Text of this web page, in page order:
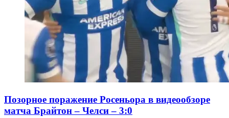
Позорное поражение Росеньора в видеообзоре
матча Брайтон – Челси – 3:0